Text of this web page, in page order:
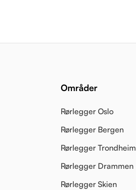
Områder
Rørlegger Oslo
Rørlegger Bergen
Rørlegger Trondheim
Rørlegger Drammen
Rørlegger Skien